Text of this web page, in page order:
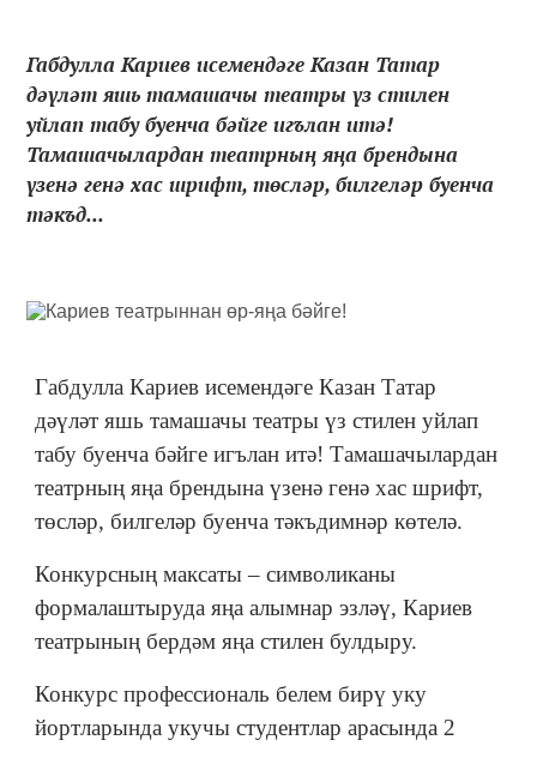
Габдулла Кариев исемендәге Казан Татар
дәүләт яшь тамашачы театры үз стилен
уйлап табу буенча бәйге игълан итә!
Тамашачылардан театрның яңа брендына
үзенә генә хас шрифт, төсләр, билгеләр буенча
тәкъд...
Габдулла Кариев исемендәге Казан Татар
дәүләт яшь тамашачы театры үз стилен уйлап
табу буенча бәйге игълан итә! Тамашачылардан
театрның яңа брендына үзенә генә хас шрифт,
төсләр, билгеләр буенча тәкъдимнәр көтелә.
Конкурсның максаты – символиканы
формалаштыруда яңа алымнар эзләү, Кариев
театрының бердәм яңа стилен булдыру.
Конкурс профессиональ белем бирү уку
йортларында укучы студентлар арасында 2